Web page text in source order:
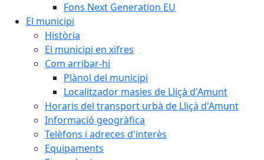
Fons Next Generation EU
El municipi
Història
El municipi en xifres
Com arribar-hi
Plànol del municipi
Localitzador masies de Lliçà d'Amunt
Horaris del transport urbà de Lliçà d'Amunt
Informació geogràfica
Telèfons i adreces d'interès
Equipaments